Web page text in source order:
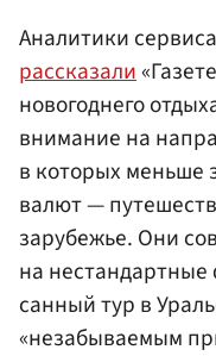
Аналитики
рассказали
новогоднего
внимание на
в которых меньше
валют —
зарубежье. Они
на
санный тур в
«незабываемым